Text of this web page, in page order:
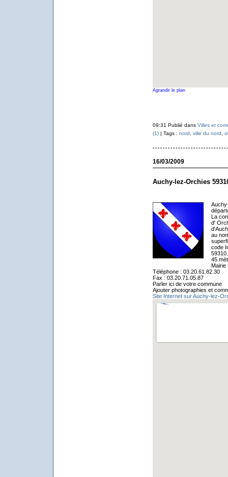
Agrandir le plan
09:31 Publié dans Villes et
(1)| Tags : nord ville du nord
16/03/2009
Auchy-lez-Orchies
La
d'
au
code
45
Mairie
Téléphone : 03.20.61.82.30
Fax : 03.20.71.05.87
Parler ici de votre commune
Ajouter photographies et
Site Internet sur Auchy-lez-